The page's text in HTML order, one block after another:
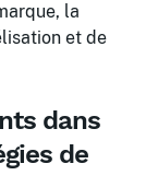
la
et de
dans
de